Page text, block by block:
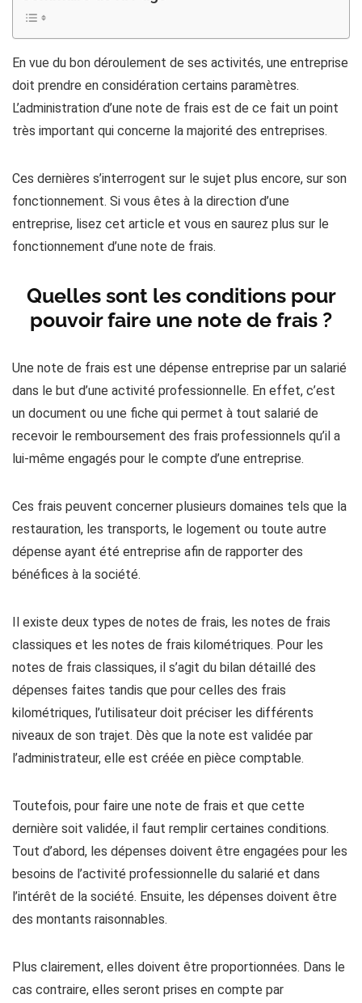
En vue du bon déroulement de ses activités, une entreprise
doit prendre en considération certains paramètres.
L’administration d’une note de frais est de ce fait un point
très important qui concerne la majorité des entreprises.
Ces dernières s’interrogent sur le sujet plus encore, sur son
fonctionnement. Si vous êtes à la direction d’une
entreprise, lisez cet article et vous en saurez plus sur le
fonctionnement d’une note de frais.
Quelles sont les conditions pour
pouvoir faire une note de frais ?
Une note de frais est une dépense entreprise par un salarié
dans le but d’une activité professionnelle. En effet, c’est
un document ou une fiche qui permet à tout salarié de
recevoir le remboursement des frais professionnels qu’il a
lui-même engagés pour le compte d’une entreprise.
Ces frais peuvent concerner plusieurs domaines tels que la
restauration, les transports, le logement ou toute autre
dépense ayant été entreprise afin de rapporter des
bénéfices à la société.
Il existe deux types de notes de frais, les notes de frais
classiques et les notes de frais kilométriques. Pour les
notes de frais classiques, il s’agit du bilan détaillé des
dépenses faites tandis que pour celles des frais
kilométriques, l’utilisateur doit préciser les différents
niveaux de son trajet. Dès que la note est validée par
l’administrateur, elle est créée en pièce comptable.
Toutefois, pour faire une note de frais et que cette
dernière soit validée, il faut remplir certaines conditions.
Tout d’abord, les dépenses doivent être engagées pour les
besoins de l’activité professionnelle du salarié et dans
l’intérêt de la société. Ensuite, les dépenses doivent être
des montants raisonnables.
Plus clairement, elles doivent être proportionnées. Dans le
cas contraire, elles seront prises en compte par